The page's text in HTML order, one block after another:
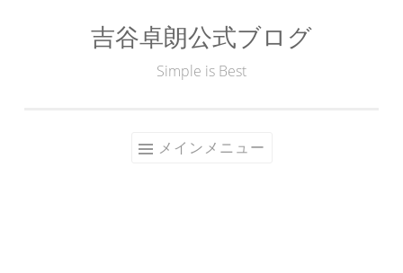
吉谷卓朗公式ブログ
Simple is Best
メインメニュー